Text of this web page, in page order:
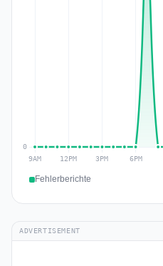
Fehlerberichte
ADVERTISEMENT